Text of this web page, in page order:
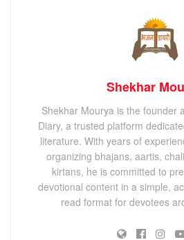
Shekhar
Shekhar Mourya is the founder
Diary, a trusted platform
literature. With years of
organizing bhajans, aartis,
kirtans, he is committed to
devotional content in a simple,
read format for devotees